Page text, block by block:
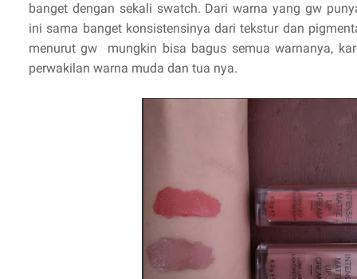
banget dengan sekali swatch. Dari warna yang gw
ini sama banget konsistensinya dari tekstur dan
menurut gw mungkin bisa bagus semua warnanya,
perwakilan warna muda dan tua nya.